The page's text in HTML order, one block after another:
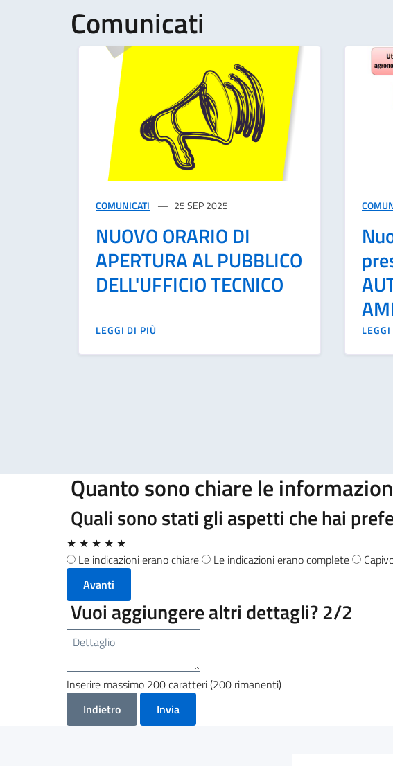
Comunicati
COMUNICATI 25 SEP 2025
NUOVO ORARIO DI
APERTURA AL PUBBLICO
DELL'UFFICIO TECNICO
LEGGI DI PIÙ
Quanto sono chiare le
Quali sono stati gli aspetti che hai
★ ★ ★ ★ ★
Le indicazioni erano chiare
Le indicazioni erano complete
Avanti
Vuoi aggiungere altri dettagli?2/2
Inserire massimo 200 caratteri (200 rimanenti)
Indietro
Invia